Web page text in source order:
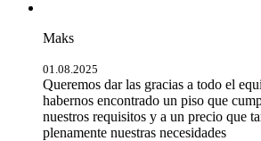
Maks
01.08.2025
Queremos dar las gracias a todo el
habernos encontrado un piso que
nuestros requisitos y a un precio que
plenamente nuestras necesidades